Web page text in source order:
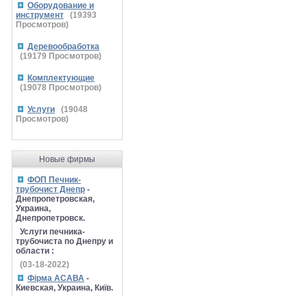
Оборудование и
инструмент
(19393
Просмотров)
Деревообработка
(19179 Просмотров)
Комплектующие
(19078 Просмотров)
Услуги (19048
Просмотров)
Новые фирмы
ФОП Печник-
трубочист Днепр -
Днепропетровская,
Украина,
Днепропетровск.
Услуги печника-
трубочиста по Днепру и
области :
(03-18-2022)
Фірма АСАВА -
Киевская, Украина, Київ.